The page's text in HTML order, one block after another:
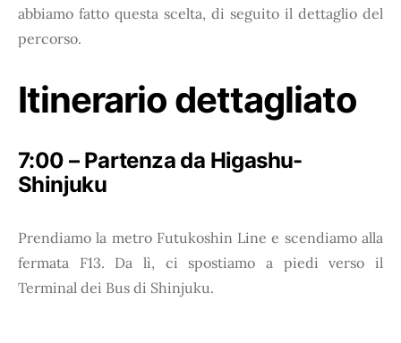
abbiamo fatto questa scelta, di seguito il dettaglio del
percorso.
Itinerario dettagliato
7:00 – Partenza da Higashu-
Shinjuku
Prendiamo la metro Futukoshin Line e scendiamo alla
fermata F13. Da lì, ci spostiamo a piedi verso il
Terminal dei Bus di Shinjuku.